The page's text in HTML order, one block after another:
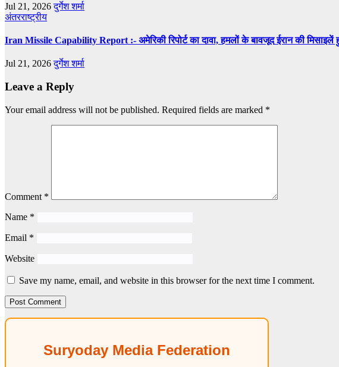
Jul 21, 2026दुर्गेश शर्मा
अंतरराष्ट्रीय
Iran Missile Capability Report :- अमेरिकी रिपोर्ट का दावा, हमलों के बावजूद ईरान की
Jul 21, 2026दुर्गेश शर्मा
Leave a Reply
Your email address will not be published. Required fields are marked *
Comment *
Name *
Email *
Website
Save my name, email, and website in this browser for the next time I comment.
Suryoday Media Federation